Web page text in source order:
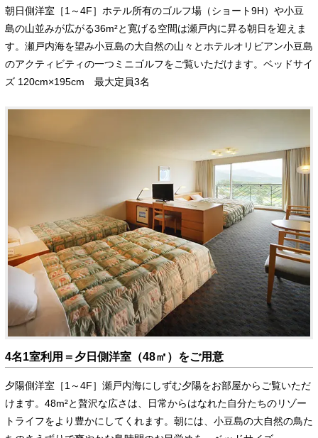
朝日側洋室［1～4F］ホテル所有のゴルフ場（ショート9H）や小豆
島の山並みが広がる36m²と寛げる空間は瀬戸内に昇る朝日を迎えま
す。瀬戸内海を望み小豆島の大自然の山々とホテルオリビアン小豆島
のアクティビティの一つミニゴルフをご覧いただけます。ベッドサイ
ズ 120cm×195cm 最大定員3名
4名1室利用＝夕日側洋室（48㎡）をご用意
夕陽側洋室［1～4F］瀬戸内海にしずむ夕陽をお部屋からご覧いただ
けます。48m²と贅沢な広さは、日常からはなれた自分たちのリゾー
トライフをより豊かにしてくれます。朝には、小豆島の大自然の鳥た